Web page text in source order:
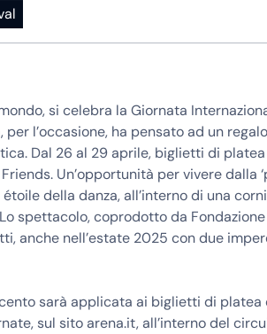
si celebra la Giornata
per l’occasione, ha pensato ad un
Dal 26 al 29 aprile, biglietti di
Un’opportunità per vivere dalla
della danza, all’interno di una
spettacolo, coprodotto da
anche nell’estate 2025 con due
sarà applicata ai biglietti di platea
sul sito arena.it, all’interno del